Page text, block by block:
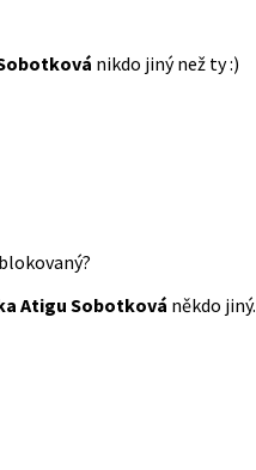
nikdo jiný než ty :)
Atigu Sobotková někdo jiný.